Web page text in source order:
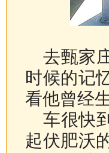
去甄家
时候的记
看他曾经
车很快
起伏肥沃